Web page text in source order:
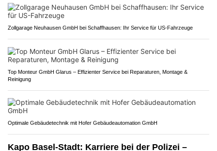
Zollgarage Neuhausen GmbH bei Schaffhausen: Ihr Service für US-Fahrzeuge
Top Monteur GmbH Glarus – Effizienter Service bei Reparaturen, Montage &
Reinigung
Optimale Gebäudetechnik mit Hofer Gebäudeautomation GmbH
Kapo Basel-Stadt: Karriere bei der Polizei –